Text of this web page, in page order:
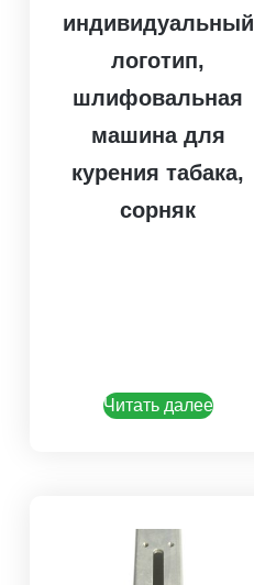
индивидуальный
логотип,
шлифовальная
машина для
курения табака,
сорняк
Читать далее